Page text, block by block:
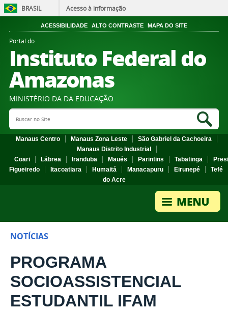
BRASIL Acesso à informação
ACESSIBILIDADE ALTO CONTRASTE MAPA DO SITE
Portal do
Instituto Federal do
Amazonas
MINISTÉRIO DA DA EDUCAÇÃO
Search Site
Manaus Centro Manaus Zona Leste
São Gabriel da Cachoeira
Manaus Distrito Industrial
Coari
Lábrea Iranduba Maués Parintins Tabatinga
Figueiredo
Itacoatiara Humaitá Manacapuru Eirunepé
Tefé
do Acre
NOTÍCIAS
PROGRAMA
SOCIOASSISTENCIAL
ESTUDANTIL IFAM